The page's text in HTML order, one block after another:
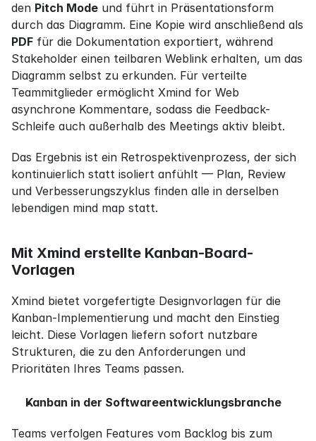
den Pitch Mode und führt in Präsentationsform
PDF für die Dokumentation exportiert, während
Stakeholder einen teilbaren Weblink erhalten, um das
Diagramm selbst zu erkunden. Für verteilte
Teammitglieder ermöglicht Xmind for Web
asynchrone Kommentare, sodass die Feedback-
Schleife auch außerhalb des Meetings aktiv bleibt.
Das Ergebnis ist ein Retrospektivenprozess, der sich
kontinuierlich statt isoliert anfühlt — Plan, Review
und Verbesserungszyklus finden alle in derselben
lebendigen mind map statt.
Mit Xmind erstellte Kanban-Board-
Vorlagen
Xmind bietet vorgefertigte Designvorlagen für die
Kanban-Implementierung und macht den Einstieg
leicht. Diese Vorlagen liefern sofort nutzbare
Strukturen, die zu den Anforderungen und
Prioritäten Ihres Teams passen.
Kanban in der Softwareentwicklungsbranche
Teams verfolgen Features vom Backlog bis zum